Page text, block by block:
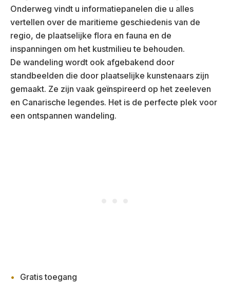
Onderweg vindt u informatiepanelen die u alles
vertellen over de maritieme geschiedenis van de
regio, de plaatselijke flora en fauna en de
inspanningen om het kustmilieu te behouden.
De wandeling wordt ook afgebakend door
standbeelden die door plaatselijke kunstenaars zijn
gemaakt. Ze zijn vaak geïnspireerd op het zeeleven
en Canarische legendes. Het is de perfecte plek voor
een ontspannen wandeling.
Gratis toegang